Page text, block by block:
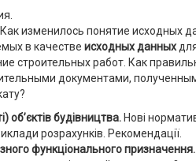
изменилось понятие исходных
в качестве исходных данных
строительных работ. Как
документами,
будівництва. Нові
розрахунків. Рекомендації.
функціонального призначення.